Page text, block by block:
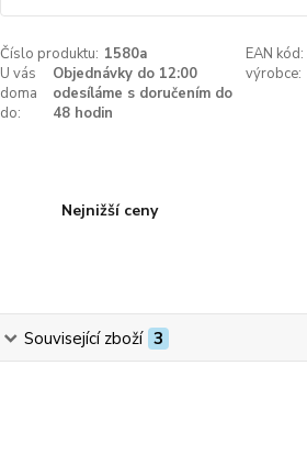
Číslo produktu: 1580a EAN kód:
U vás
doma
do:
Objednávky do 12:00
odesíláme s doručením do
48 hodin
výrobce:
Nejnižší ceny
Související zboží 3